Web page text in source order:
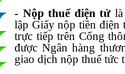
- Nộp thuế điện tử
lập Giấy nộp tiền điện
trực tiếp trên Cổng
được Ngân hàng
giao dịch nộp thuế tức